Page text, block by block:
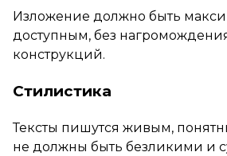
Изложение должно быть
доступным, без
конструкций.
Стилистика
Тексты пишутся живым,
не должны быть безликими и